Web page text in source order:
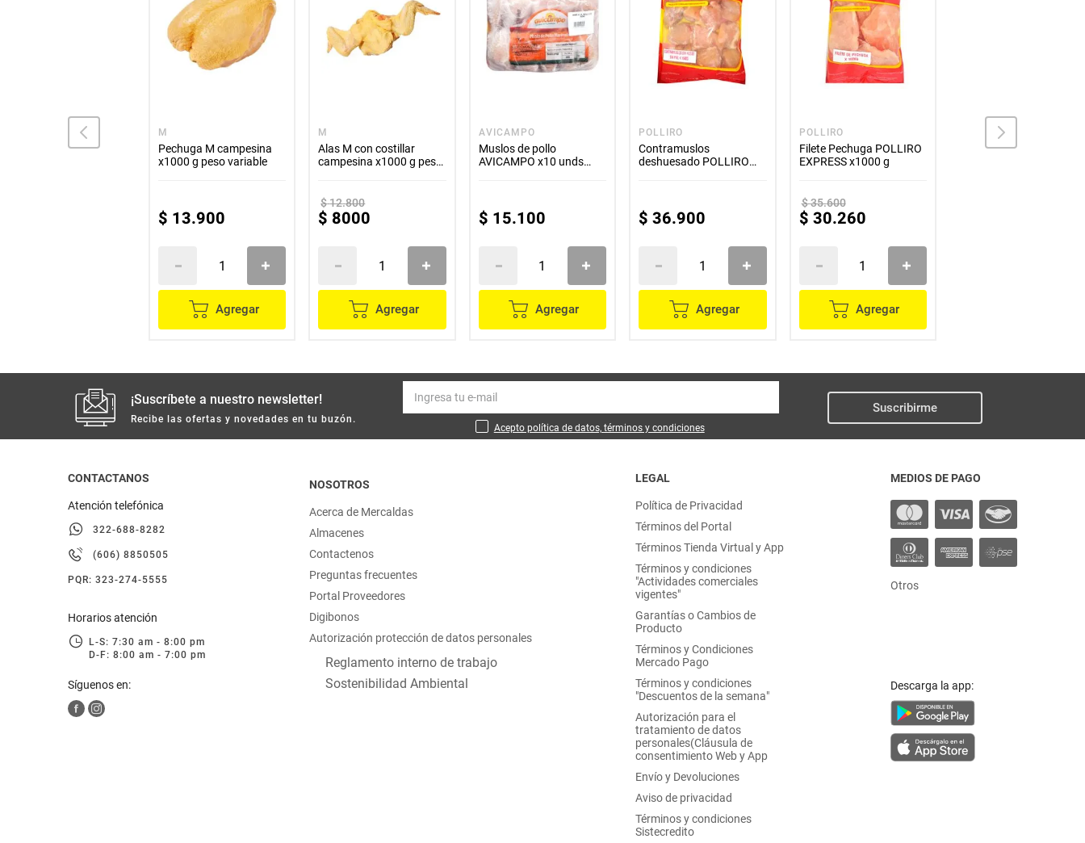
AVICAMPO
M
Pechuga M campesina
x1000 g peso variable
$ 13.900
Agregar
M
Alas M con costillar
campesina x1000 g peso
$12.800
$ 8000
Agregar
AVICAMPO
Muslos de pollo
AVICAMPO x10 unds
$ 15.100
Agregar
POLLIRO
Contramuslos
deshuesado POLLIRO
$ 36.900
Agregar
POLLIRO
Filete Pechuga POLLIRO
EXPRESS x1000 g
$35.600
$ 30.260
Agregar
PIMPOLLO
Contramuslo PIMPOLLO
¡Suscríbete a nuestro newsletter!
Recibe las ofertas y novedades en tu buzón.
Acepto política de datos, términos y condiciones
Suscribirme
CONTACTANOS
Atención telefónica
322-688-8282
(606) 8850505
PQR: 323-274-5555
Horarios atención
L-S: 7:30 am - 8:00 pm
D-F: 8:00 am - 7:00 pm
Síguenos en:
NOSOTROS
Acerca de Mercaldas
Almacenes
Contactenos
Preguntas frecuentes
Portal Proveedores
Digibonos
Autorización protección de datos personales
Reglamento interno de trabajo
Sostenibilidad Ambiental
LEGAL
Política de Privacidad
Términos del Portal
Términos Tienda Virtual y App
Términos y condiciones
"Actividades comerciales
vigentes"
Garantías o Cambios de
Producto
Términos y Condiciones
Mercado Pago
Términos y condiciones
"Descuentos de la semana"
Autorización para el
tratamiento de datos
personales(Cláusula de
consentimiento Web y App
Envío y Devoluciones
Aviso de privacidad
Términos y condiciones
Sistecredito
MEDIOS DE PAGO
Otros
Descarga la app: